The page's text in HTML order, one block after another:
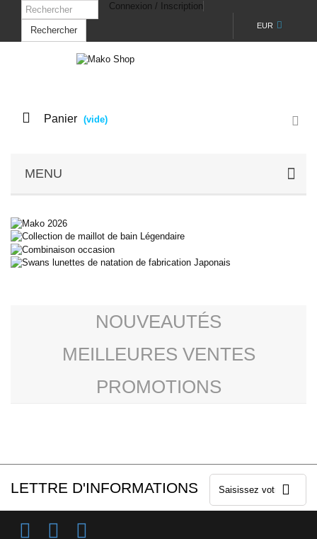
Rechercher
Connexion / Inscription
EUR
Panier (vide)
MENU
NOUVEAUTÉS
MEILLEURES VENTES
PROMOTIONS
LETTRE D'INFORMATIONS